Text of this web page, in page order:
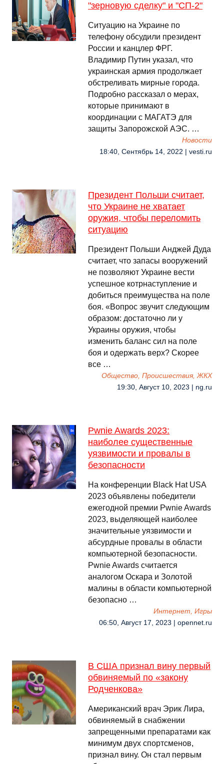
"зерновую сделку" и "СП-2"
Ситуацию на Украине по
телефону обсудили президент
России и канцлер ФРГ.
Владимир Путин указал, что
украинская армия продолжает
обстреливать мирные города.
Подробно рассказал о мерах,
которые принимают в
координации с МАГАТЭ для
защиты Запорожской АЭС. …
Новости
18:40, Сентябрь 14, 2022 | vesti.ru
Президент Польши считает,
что Украине не хватает
оружия, чтобы переломить
ситуацию
Президент Польши Анджей Дуда
считает, что запасы вооружений
не позволяют Украине вести
успешное котрнаступление и
добиться преимущества на поле
боя. «Вопрос звучит следующим
образом: достаточно ли у
Украины оружия, чтобы
изменить баланс сил на поле
боя и одержать верх? Скорее
все …
Общество, Происшествия, ЖКХ
19:30, Август 10, 2023 | ng.ru
Pwnie Awards 2023:
наиболее существенные
уязвимости и провалы в
безопасности
На конференции Black Hat USA
2023 объявлены победители
ежегодной премии Pwnie Awards
2023, выделяющей наиболее
значительные уязвимости и
абсурдные провалы в области
компьютерной безопасности.
Pwnie Awards считается
аналогом Оскара и Золотой
малины в области компьютерной
безопасно …
Интернет, Игры
06:50, Август 17, 2023 | opennet.ru
В США признал вину первый
обвиняемый по «закону
Родченкова»
Американский врач Эрик Лира,
обвиняемый в снабжении
запрещенными препаратами как
минимум двух спортсменов,
признал вину. Он стал первым